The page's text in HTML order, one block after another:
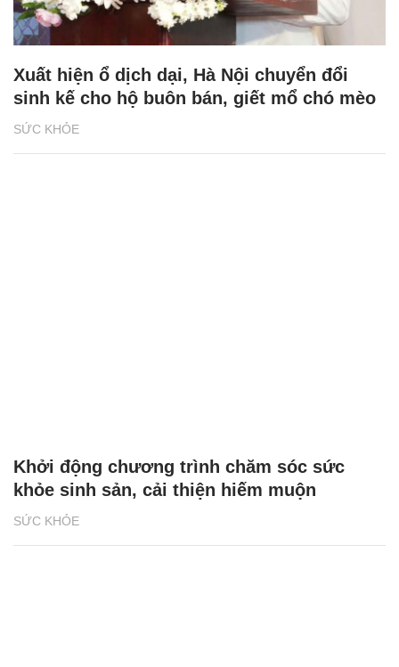
SỨC KHỎE
Xuất hiện ổ dịch dại, Hà Nội chuyển đổi
sinh kế cho hộ buôn bán, giết mổ chó mèo
SỨC KHỎE
Khởi động chương trình chăm sóc sức
khỏe sinh sản, cải thiện hiếm muộn